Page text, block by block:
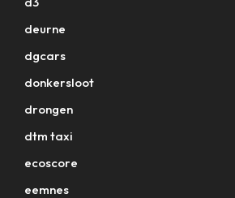
deurne
dgcars
donkersloot
drongen
dtm taxi
ecoscore
eemnes